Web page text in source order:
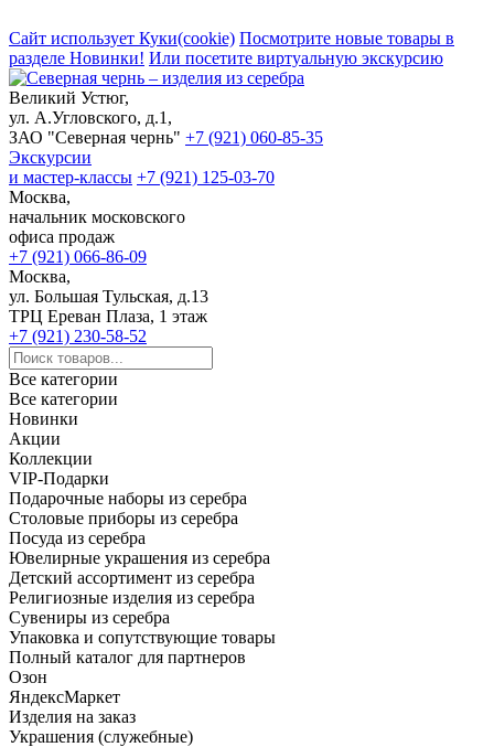
Сайт использует Куки(cookie) Посмотрите новые товары в
разделе Новинки! Или посетите виртуальную экскурсию
Великий Устюг,
ул. А.Угловского, д.1,
ЗАО "Северная чернь" +7 (921) 060-85-35
Экскурсии
и мастер-классы +7 (921) 125-03-70
Москва,
начальник московского
офиса продаж
+7 (921) 066-86-09
Москва,
ул. Большая Тульская, д.13
ТРЦ Ереван Плаза, 1 этаж
+7 (921) 230-58-52
Все категории
Все категории
Новинки
Акции
Коллекции
VIP-Подарки
Подарочные наборы из серебра
Столовые приборы из серебра
Посуда из серебра
Ювелирные украшения из серебра
Детский ассортимент из серебра
Религиозные изделия из серебра
Сувениры из серебра
Упаковка и сопутствующие товары
Полный каталог для партнеров
Озон
ЯндексМаркет
Изделия на заказ
Украшения (служебные)